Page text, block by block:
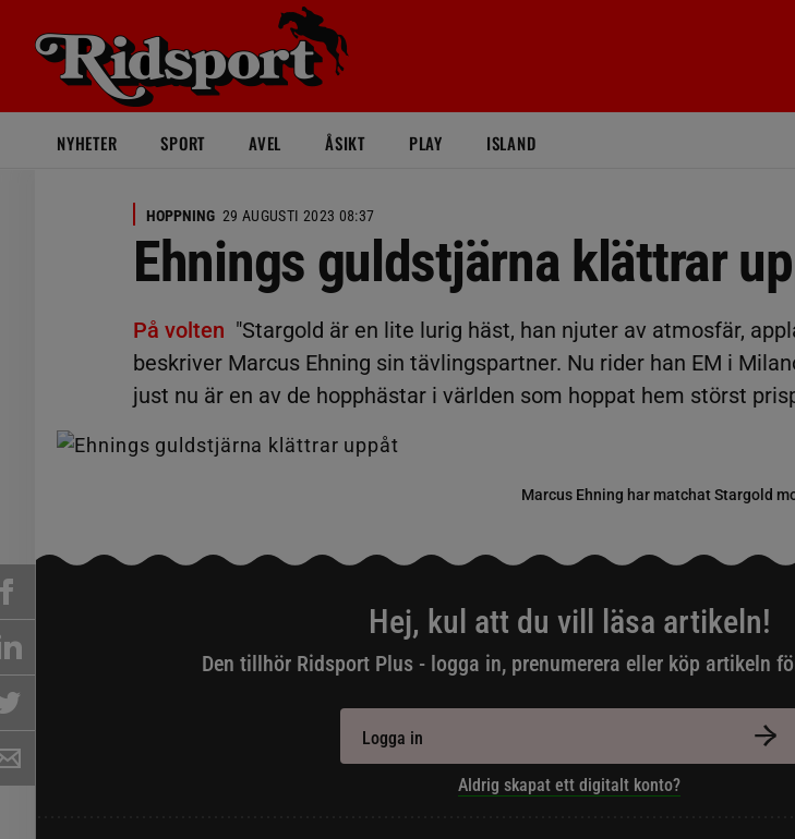
NYHETER SPORT AVEL ÅSIKT PLAY ISLAND
HOPPNING 29 AUGUSTI 2023 08:37
Ehnings guldstjärna klättrar
På volten "Stargold är en lite lurig häst, han njuter av atmosfär,
beskriver Marcus Ehning sin tävlingspartner. Nu rider han EM i
just nu är en av de hopphästar i världen som hoppat hem störst
Marcus Ehning har matchat Stargold
Hej, kul att du vill läsa artikeln!
Den tillhör Ridsport Plus - logga in, prenumerera eller köp artikeln
Logga in
Aldrig skapat ett digitalt konto?